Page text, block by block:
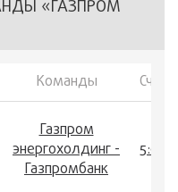
«ГАЗПРОМ
Команды Счет
Газпром
энергохолдинг -
Газпромбанк
5:0